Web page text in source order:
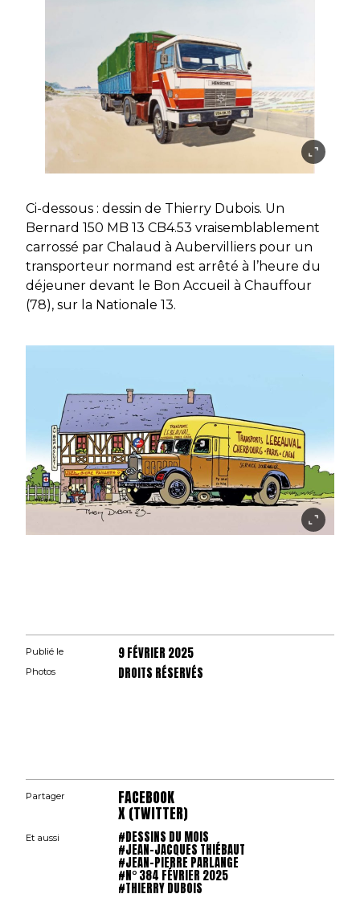
Ci-dessous : dessin de Thierry Dubois. Un
Bernard 150 MB 13 CB4.53 vraisemblablement
carrossé par Chalaud à Aubervilliers pour un
transporteur normand est arrêté à l’heure du
déjeuner devant le Bon Accueil à Chauffour
(78), sur la Nationale 13.
Publié le 9 FÉVRIER 2025
Photos DROITS RÉSERVÉS
Partager FACEBOOK
X (TWITTER)
Et aussi #DESSINS DU MOIS
#JEAN-JACQUES THIÉBAUT
#JEAN-PIERRE PARLANGE
#N° 384 FÉVRIER 2025
#THIERRY DUBOIS